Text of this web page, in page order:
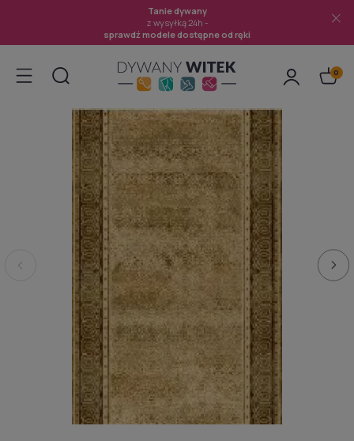
Tanie dywany
z wysyłką 24h -
sprawdź modele dostępne od ręki